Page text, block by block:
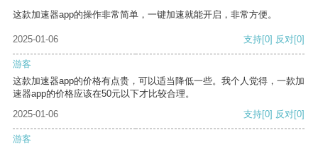
这款加速器app的操作非常简单，一键加速就能开启，非常方便。
2025-01-06 支持[0] 反对[0]
游客
这款加速器app的价格有点贵，可以适当降低一些。我个人觉得，一款加
速器app的价格应该在50元以下才比较合理。
2025-01-06
支持[0] 反对[0]
游客